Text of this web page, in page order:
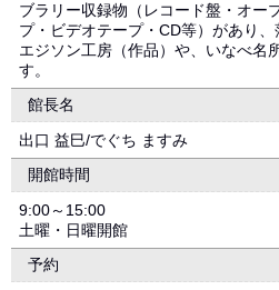
ブラリー収録物（レコード盤・オー
プ・ビデオテープ・CD等）があり、
エジソン工房（作品）や、いなべ名
す。
館長名
出口 益巳/でぐち ますみ
開館時間
9:00～15:00
土曜・日曜開館
予約